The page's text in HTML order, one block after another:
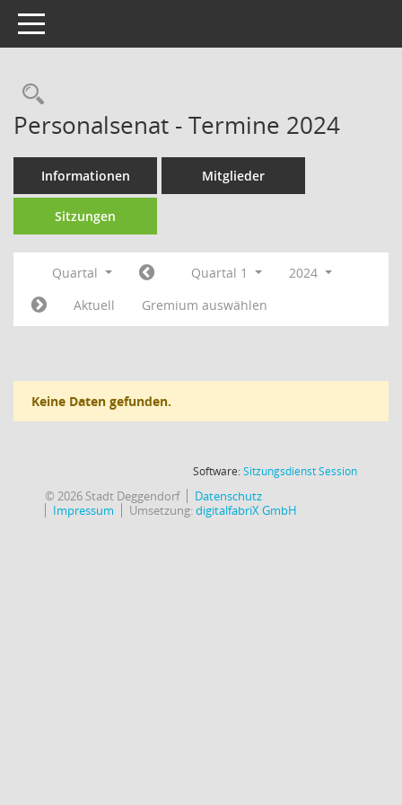
Toggle navigation
Rechercheauswahl
Personalsenat - Termine 2024
Informationen Mitglieder
Sitzungen
Quartal Quartal 1
2024
Aktuell
Gremium auswählen
Keine Daten gefunden.
Software:SitzungsdienstSession(Wird in
© 2026 Stadt Deggendorf
Datenschutz
Impressum
Umsetzung:digitalfabriX GmbH